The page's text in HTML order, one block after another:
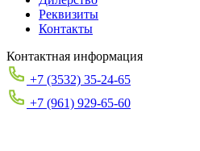
Реквизиты
Контакты
Контактная информация
+7 (3532) 35-24-65
+7 (961) 929-65-60